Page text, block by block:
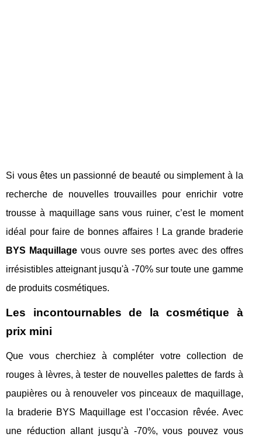
Si vous êtes un passionné de beauté ou simplement à la
recherche de nouvelles trouvailles pour enrichir votre
trousse à maquillage sans vous ruiner, c’est le moment
idéal pour faire de bonnes affaires ! La grande braderie
BYS Maquillagevous ouvre ses portes avec des offres
irrésistibles atteignant jusqu'à -70% sur toute une gamme
de produits cosmétiques.
Les incontournables de la cosmétique à
prix mini
Que vous cherchiez à compléter votre collection de
rouges à lèvres, à tester de nouvelles palettes de fards à
paupières ou à renouveler vos pinceaux de maquillage,
la braderie BYS Maquillage est l’occasion rêvée. Avec
une réduction allant jusqu’à -70%, vous pouvez vous